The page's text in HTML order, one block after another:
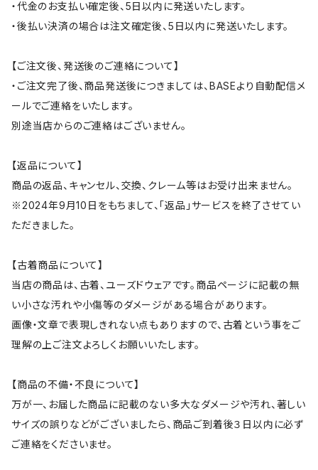
・代金のお支払い確定後、5日以内に発送いたします。
・後払い決済の場合は注文確定後、5日以内に発送いたします。
【ご注文後、発送後のご連絡について】
・ご注文完了後、商品発送後につきましては、BASEより自動配信メ
ールでご連絡をいたします。
別途当店からのご連絡はございません。
【返品について】
商品の返品、キャンセル、交換、クレーム等はお受け出来ません。
※2024年9月10日をもちまして、「返品」サービスを終了させてい
ただきました。
【古着商品について】
当店の商品は、古着、ユーズドウェアです。商品ページに記載の無
い小さな汚れや小傷等のダメージがある場合があります。
画像・文章で表現しきれない点もありますので、古着という事をご
理解の上ご注文よろしくお願いいたします。
【商品の不備・不良について】
万が一、お届した商品に記載のない多大なダメージや汚れ、著しい
サイズの誤りなどがございましたら、商品ご到着後３日以内に必ず
ご連絡をくださいませ。